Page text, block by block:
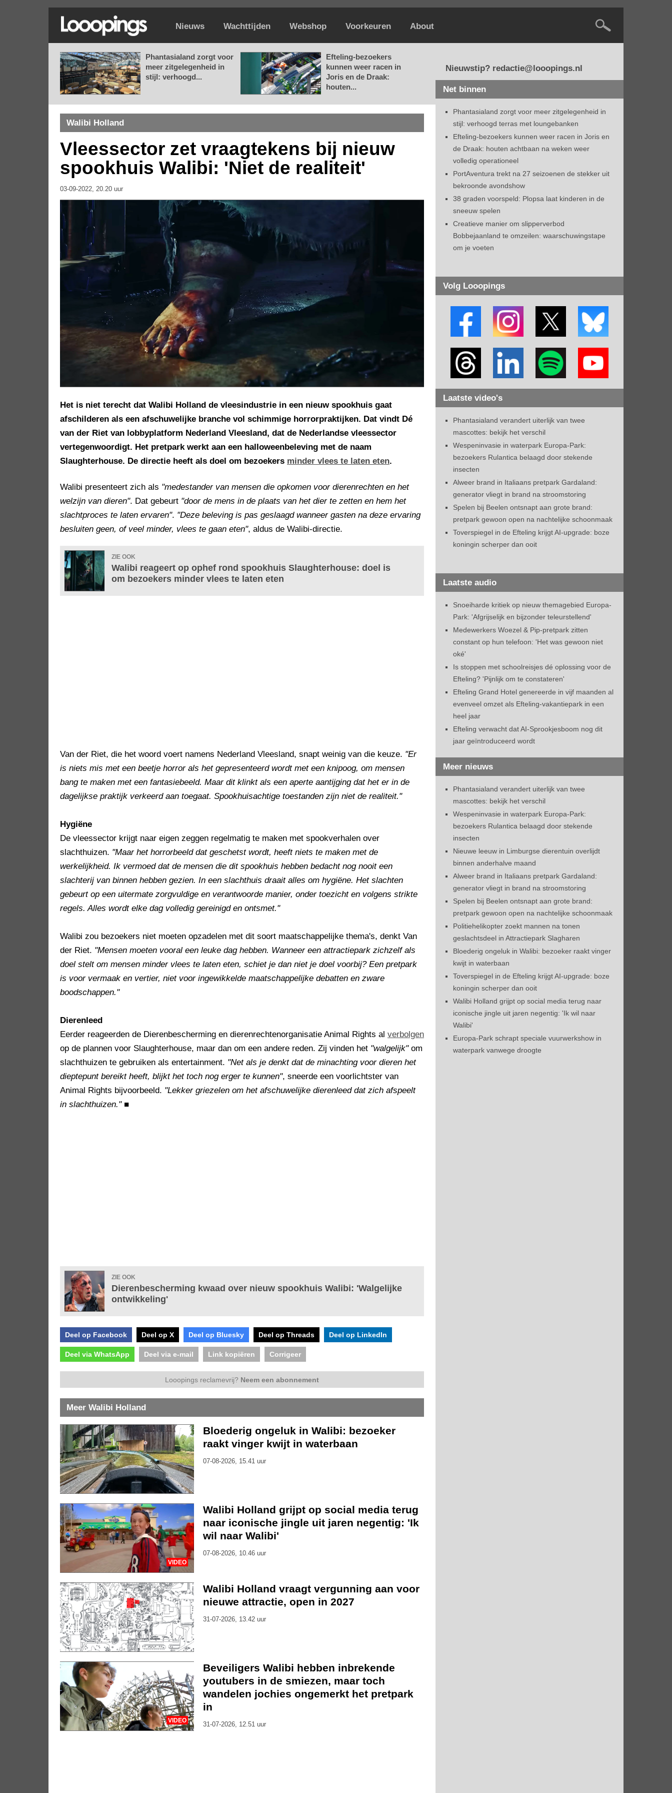
Nieuws Wachttijden Webshop Voorkeuren About
Phantasialand zorgt voor
meer zitgelegenheid in
stijl: verhoogd...
Efteling-bezoekers
kunnen weer racen in
Joris en de Draak:
houten...
Walibi Holland
Vleessector zet vraagtekens bij nieuw
spookhuis Walibi: 'Niet de realiteit'
03-09-2022, 20.20 uur
Het is niet terecht dat Walibi Holland de vleesindustrie in een nieuw spookhuis gaat
afschilderen als een afschuwelijke branche vol schimmige horrorpraktijken. Dat vindt Dé
van der Riet van lobbyplatform Nederland Vleesland, dat de Nederlandse vleessector
vertegenwoordigt. Het pretpark werkt aan een halloweenbeleving met de naam
Slaughterhouse. De directie heeft als doel om bezoekers minder vlees te laten eten.
Walibi presenteert zich als "medestander van mensen die opkomen voor dierenrechten en het
welzijn van dieren". Dat gebeurt "door de mens in de plaats van het dier te zetten en hem het
slachtproces te laten ervaren". "Deze beleving is pas geslaagd wanneer gasten na deze ervaring
besluiten geen, of veel minder, vlees te gaan eten", aldus de Walibi-directie.
ZIE OOK
Walibi reageert op ophef rond spookhuis Slaughterhouse: doel is
om bezoekers minder vlees te laten eten
Van der Riet, die het woord voert namens Nederland Vleesland, snapt weinig van die keuze. "Er
is niets mis met een beetje horror als het gepresenteerd wordt met een knipoog, om mensen
bang te maken met een fantasiebeeld. Maar dit klinkt als een aperte aantijging dat het er in de
dagelijkse praktijk verkeerd aan toegaat. Spookhuisachtige toestanden zijn niet de realiteit."
Hygiëne
De vleessector krijgt naar eigen zeggen regelmatig te maken met spookverhalen over
slachthuizen. "Maar het horrorbeeld dat geschetst wordt, heeft niets te maken met de
werkelijkheid. Ik vermoed dat de mensen die dit spookhuis hebben bedacht nog nooit een
slachterij van binnen hebben gezien. In een slachthuis draait alles om hygiëne. Het slachten
gebeurt op een uitermate zorgvuldige en verantwoorde manier, onder toezicht en volgens strikte
regels. Alles wordt elke dag volledig gereinigd en ontsmet."
Walibi zou bezoekers niet moeten opzadelen met dit soort maatschappelijke thema's, denkt Van
der Riet. "Mensen moeten vooral een leuke dag hebben. Wanneer een attractiepark zichzelf als
doel stelt om mensen minder vlees te laten eten, schiet je dan niet je doel voorbij? Een pretpark
is voor vermaak en vertier, niet voor ingewikkelde maatschappelijke debatten en zware
boodschappen."
Dierenleed
Eerder reageerden de Dierenbescherming en dierenrechtenorganisatie Animal Rights al verbolgen
op de plannen voor Slaughterhouse, maar dan om een andere reden. Zij vinden het "walgelijk"om
slachthuizen te gebruiken als entertainment. "Net als je denkt dat de minachting voor dieren het
dieptepunt bereikt heeft, blijkt het toch nog erger te kunnen", sneerde een voorlichtster van
Animal Rights bijvoorbeeld. "Lekker griezelen om het afschuwelijke dierenleed dat zich afspeelt
in slachthuizen." ■
ZIE OOK
Dierenbescherming kwaad over nieuw spookhuis Walibi: 'Walgelijke
ontwikkeling'
Deel op Facebook Deel op X Deel op Bluesky Deel op Threads Deel op LinkedIn
Deel via WhatsApp Deel via e-mail Link kopiëren Corrigeer
Looopings reclamevrij? Neem een abonnement
Meer Walibi Holland
Bloederig ongeluk in Walibi: bezoeker
raakt vinger kwijt in waterbaan
07-08-2026, 15.41 uur
VIDEO
Walibi Holland grijpt op social media terug
naar iconische jingle uit jaren negentig: 'Ik
wil naar Walibi'
07-08-2026, 10.46 uur
Walibi Holland vraagt vergunning aan voor
nieuwe attractie, open in 2027
31-07-2026, 13.42 uur
VIDEO
Beveiligers Walibi hebben inbrekende
youtubers in de smiezen, maar toch
wandelen jochies ongemerkt het pretpark
in
31-07-2026, 12.51 uur
Nieuwstip? redactie@looopings.nl
Net binnen
Phantasialand zorgt voor meer zitgelegenheid in
stijl: verhoogd terras met loungebanken
Efteling-bezoekers kunnen weer racen in Joris en
de Draak: houten achtbaan na weken weer
volledig operationeel
PortAventura trekt na 27 seizoenen de stekker uit
bekroonde avondshow
38 graden voorspeld: Plopsa laat kinderen in de
sneeuw spelen
Creatieve manier om slipperverbod
Bobbejaanland te omzeilen: waarschuwingstape
om je voeten
Volg Looopings
Laatste video's
Phantasialand verandert uiterlijk van twee
mascottes: bekijk het verschil
Wespeninvasie in waterpark Europa-Park:
bezoekers Rulantica belaagd door stekende
insecten
Alweer brand in Italiaans pretpark Gardaland:
generator vliegt in brand na stroomstoring
Spelen bij Beelen ontsnapt aan grote brand:
pretpark gewoon open na nachtelijke schoonmaak
Toverspiegel in de Efteling krijgt AI-upgrade: boze
koningin scherper dan ooit
Laatste audio
Snoeiharde kritiek op nieuw themagebied Europa-
Park: 'Afgrijselijk en bijzonder teleurstellend'
Medewerkers Woezel & Pip-pretpark zitten
constant op hun telefoon: 'Het was gewoon niet
oké'
Is stoppen met schoolreisjes dé oplossing voor de
Efteling? 'Pijnlijk om te constateren'
Efteling Grand Hotel genereerde in vijf maanden al
evenveel omzet als Efteling-vakantiepark in een
heel jaar
Efteling verwacht dat AI-Sprookjesboom nog dit
jaar geïntroduceerd wordt
Meer nieuws
Phantasialand verandert uiterlijk van twee
mascottes: bekijk het verschil
Wespeninvasie in waterpark Europa-Park:
bezoekers Rulantica belaagd door stekende
insecten
Nieuwe leeuw in Limburgse dierentuin overlijdt
binnen anderhalve maand
Alweer brand in Italiaans pretpark Gardaland:
generator vliegt in brand na stroomstoring
Spelen bij Beelen ontsnapt aan grote brand:
pretpark gewoon open na nachtelijke schoonmaak
Politiehelikopter zoekt mannen na tonen
geslachtsdeel in Attractiepark Slagharen
Bloederig ongeluk in Walibi: bezoeker raakt vinger
kwijt in waterbaan
Toverspiegel in de Efteling krijgt AI-upgrade: boze
koningin scherper dan ooit
Walibi Holland grijpt op social media terug naar
iconische jingle uit jaren negentig: 'Ik wil naar
Walibi'
Europa-Park schrapt speciale vuurwerkshow in
waterpark vanwege droogte